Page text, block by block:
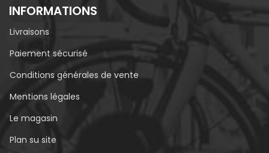
INFORMATIONS
Livraisons
Paiement sécurisé
Conditions générales de vente
Mentions légales
Le magasin
Plan su site